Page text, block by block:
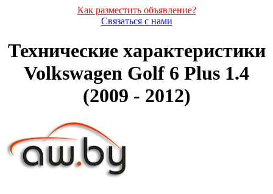
Как разместить объявление?
Связаться с нами
Технические характеристики
Volkswagen Golf 6 Plus 1.4
(2009 - 2012)